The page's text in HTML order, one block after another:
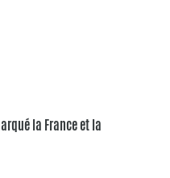
la France et la